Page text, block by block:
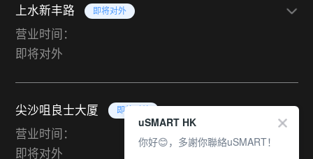
上水新丰路 即将对外
营业时间：
即将对外
尖沙咀良士大厦 即将对外
营业时间：
即将对外
uSMART HK
你好😊，多謝你聯絡uSMART！